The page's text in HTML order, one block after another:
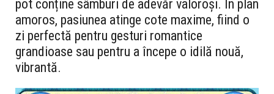
pot conține sâmburi de adevăr valoroși. În plan
amoros, pasiunea atinge cote maxime, fiind o
zi perfectă pentru gesturi romantice
grandioase sau pentru a începe o idilă nouă,
vibrantă.